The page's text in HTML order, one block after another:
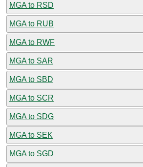
MGA to RSD
MGA to RUB
MGA to RWF
MGA to SAR
MGA to SBD
MGA to SCR
MGA to SDG
MGA to SEK
MGA to SGD